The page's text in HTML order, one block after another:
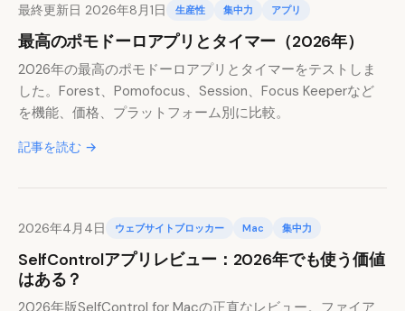
最終更新日 2026年8月1日 生産性 集中力 アプリ
最高のポモドーロアプリとタイマー（2026年）
2026年の最高のポモドーロアプリとタイマーをテストしま
した。Forest、Pomofocus、Session、Focus Keeperなど
を機能、価格、プラットフォーム別に比較。
記事を読む →
2026年4月4日 ウェブサイトブロッカー Mac 集中力
SelfControlアプリレビュー：2026年でも使う価値
はある？
2026年版SelfControl for Macの正直なレビュー。ファイア